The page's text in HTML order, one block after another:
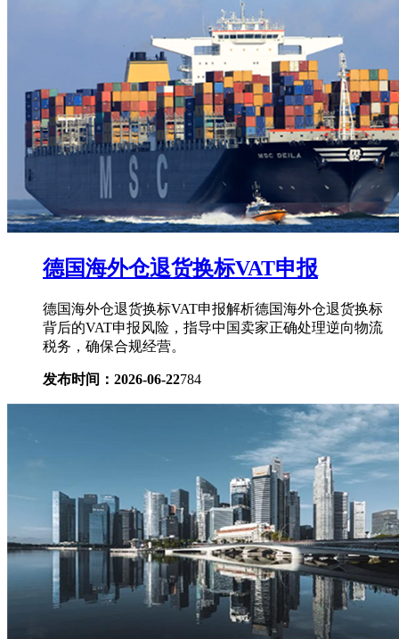
德国海外仓退货换标VAT申报
德国海外仓退货换标VAT申报解析德国海外仓退货换标
背后的VAT申报风险，指导中国卖家正确处理逆向物流
税务，确保合规经营。
发布时间：2026-06-22784